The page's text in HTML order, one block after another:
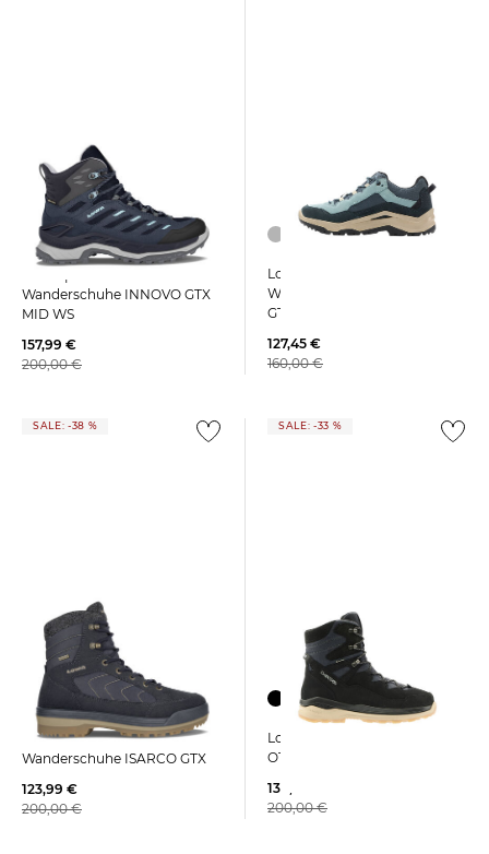
Wanderschuhe INNOVO GTX
MID WS
157,99 €
200,00 €
Lowa | Damen
Wanderschuhe VENTIERRA
GTX LO
127,45 €
160,00 €
SALE: -38 %
Lowa | Herren
Wanderschuhe ISARCO GTX
123,99 €
200,00 €
SALE: -33 %
Lowa | Herren Winterboots
OTTAWA EVO GTX
134,85 €
200,00 €